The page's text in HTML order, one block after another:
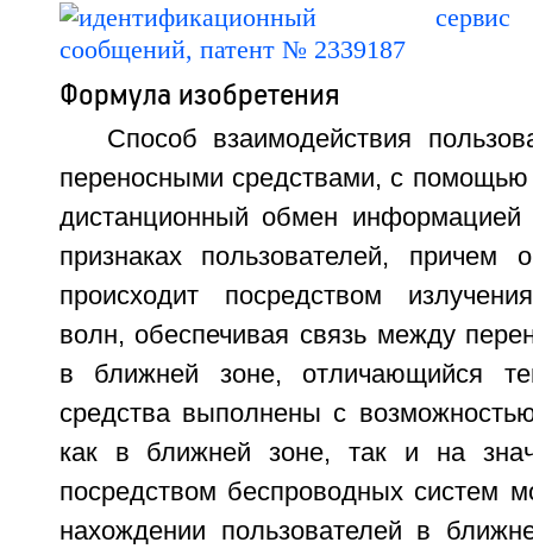
Формула изобретения
Способ взаимодействия
переносными средствами, с помощью
дистанционный обмен информацией
признаках пользователей, причем
происходит посредством
волн, обеспечивая связь между
в ближней зоне, отличающийся
средства выполнены с
как в ближней зоне, так и на
посредством беспроводных систем
нахождении пользователей в